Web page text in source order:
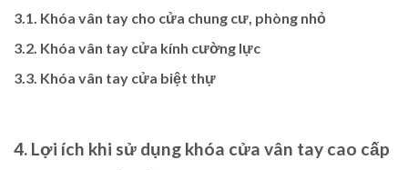
3.1. Khóa vân tay cho cửa chung cư, phòng nhỏ
3.2. Khóa vân tay cửa kính cường lực
3.3. Khóa vân tay cửa biệt thự
4. Lợi ích khi sử dụng khóa cửa vân tay cao cấp